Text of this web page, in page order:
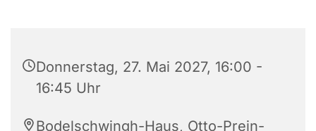
Donnerstag, 27. Mai 2027, 16:00 -
16:45 Uhr
Bodelschwingh-Haus, Otto-Prein-